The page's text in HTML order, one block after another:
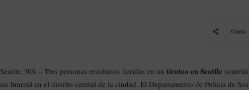
Cuota
Seattle, WA – Tres personas resultaron heridas en un tiroteo en Seattle
un funeral en el distrito central de la ciudad. El Departamento de Policía de